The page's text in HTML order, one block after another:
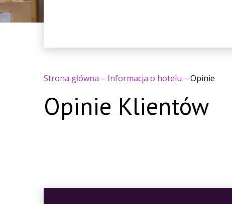
Strona główna – Informacja o hotelu – Opinie
Opinie Klientów